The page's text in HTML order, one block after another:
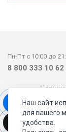
Пн-Пт с 10:00 до
8 800 333 10 62
Отзывы
Наш сайт
для вашего
удобства.